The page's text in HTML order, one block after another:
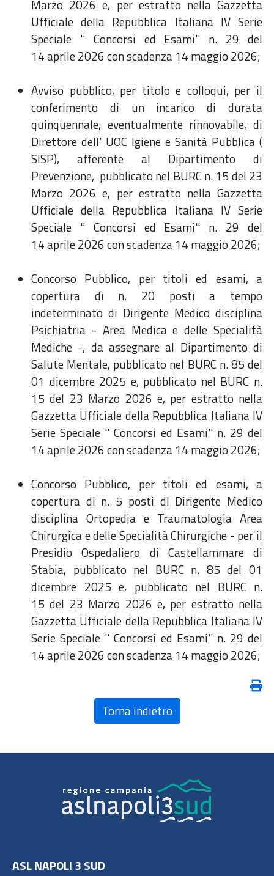
Marzo 2026 e, per estratto nella Gazzetta
Ufficiale della Repubblica Italiana IV Serie
Speciale '' Concorsi ed Esami'' n. 29 del
14 aprile 2026 con scadenza 14 maggio 2026;
Avviso pubblico, per titolo e colloqui, per il
conferimento di un incarico di durata
quinquennale, eventualmente rinnovabile, di
Direttore dell' UOC Igiene e Sanità Pubblica (
SISP), afferente al Dipartimento di
Prevenzione, pubblicato nel BURC n. 15 del 23
Marzo 2026 e, per estratto nella Gazzetta
Ufficiale della Repubblica Italiana IV Serie
Speciale '' Concorsi ed Esami'' n. 29 del
14 aprile 2026 con scadenza 14 maggio 2026;
Concorso Pubblico, per titoli ed esami, a
copertura di n. 20 posti a tempo
indeterminato di Dirigente Medico disciplina
Psichiatria - Area Medica e delle Specialità
Mediche -, da assegnare al Dipartimento di
Salute Mentale, pubblicato nel BURC n. 85 del
01 dicembre 2025 e, pubblicato nel BURC n.
15 del 23 Marzo 2026 e, per estratto nella
Gazzetta Ufficiale della Repubblica Italiana IV
Serie Speciale '' Concorsi ed Esami'' n. 29 del
14 aprile 2026 con scadenza 14 maggio 2026;
Concorso Pubblico, per titoli ed esami, a
copertura di n. 5 posti di Dirigente Medico
disciplina Ortopedia e Traumatologia Area
Chirurgica e delle Specialità Chirurgiche - per il
Presidio Ospedaliero di Castellammare di
Stabia, pubblicato nel BURC n. 85 del 01
dicembre 2025 e, pubblicato nel BURC n.
15 del 23 Marzo 2026 e, per estratto nella
Gazzetta Ufficiale della Repubblica Italiana IV
Serie Speciale '' Concorsi ed Esami'' n. 29 del
14 aprile 2026 con scadenza 14 maggio 2026;
Torna Indietro
ASL NAPOLI 3 SUD